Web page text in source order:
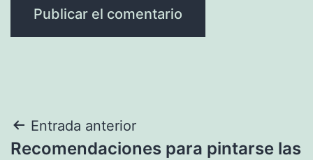
Navegación
Entrada anterior
Recomendaciones para pintarse las